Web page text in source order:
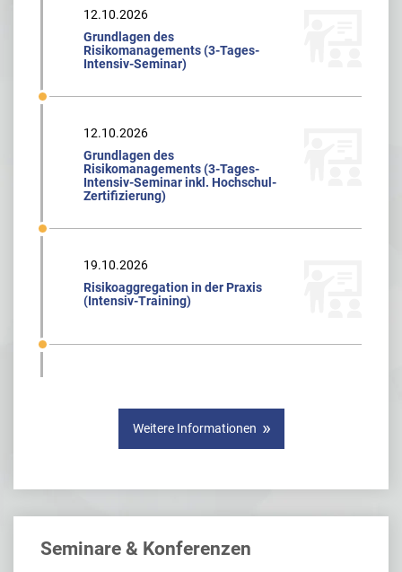
12.10.2026
Grundlagen des
Risikomanagements (3-Tages-
Intensiv-Seminar)
12.10.2026
Grundlagen des
Risikomanagements (3-Tages-
Intensiv-Seminar inkl. Hochschul-
Zertifizierung)
19.10.2026
Risikoaggregation in der Praxis
(Intensiv-Training)
Weitere Informationen
Seminare & Konferenzen